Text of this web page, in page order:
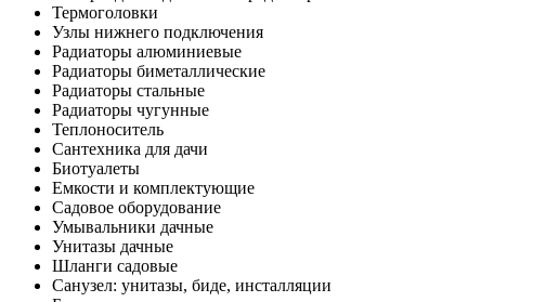
Термоголовки
Узлы нижнего подключения
Радиаторы алюминиевые
Радиаторы биметаллические
Радиаторы стальные
Радиаторы чугунные
Теплоноситель
Сантехника для дачи
Биотуалеты
Емкости и комплектующие
Садовое оборудование
Умывальники дачные
Унитазы дачные
Шланги садовые
Санузел: унитазы, биде, инсталляции